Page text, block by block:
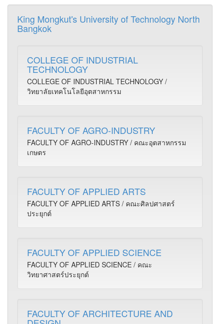
King Mongkut's University of Technology North
Bangkok
COLLEGE OF INDUSTRIAL
TECHNOLOGY
COLLEGE OF INDUSTRIAL TECHNOLOGY /
วิทยาลัยเทคโนโลยีอุตสาหกรรม
FACULTY OF AGRO-INDUSTRY
FACULTY OF AGRO-INDUSTRY / คณะอุตสาหกรรม
เกษตร
FACULTY OF APPLIED ARTS
FACULTY OF APPLIED ARTS / คณะศิลปศาสตร์
ประยุกต์
FACULTY OF APPLIED SCIENCE
FACULTY OF APPLIED SCIENCE / คณะ
วิทยาศาสตร์ประยุกต์
FACULTY OF ARCHITECTURE AND